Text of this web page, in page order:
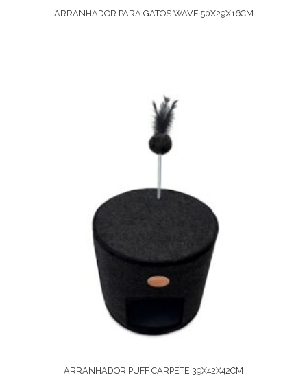
ARRANHADOR PARA GATOS WAVE 50X29X16CM
Ver Opções
ARRANHADOR PUFF CARPETE 39X42X42CM
Ver Opções